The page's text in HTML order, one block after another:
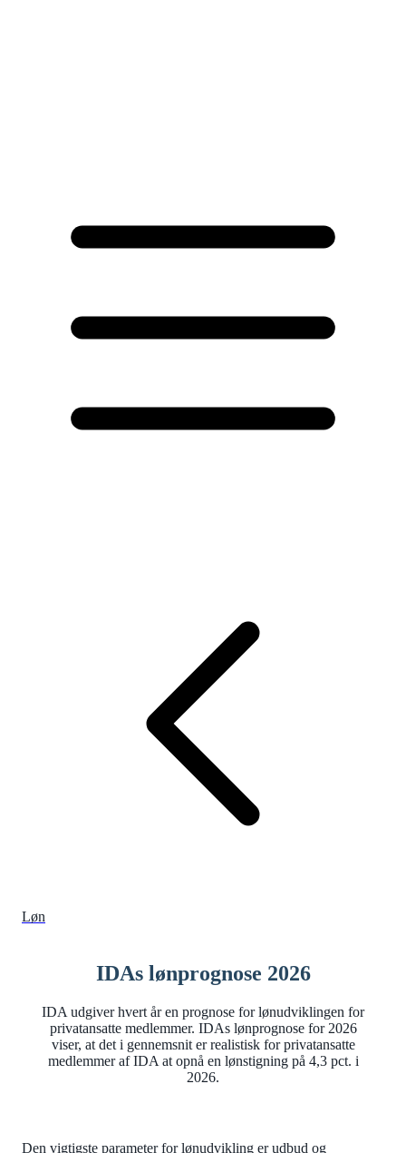
Løn
IDAs lønprognose 2026
IDA udgiver hvert år en prognose for lønudviklingen for
privatansatte medlemmer. IDAs lønprognose for 2026
viser, at det i gennemsnit er realistisk for privatansatte
medlemmer af IDA at opnå en lønstigning på 4,3 pct. i
2026.
Den vigtigste parameter for lønudvikling er udbud og